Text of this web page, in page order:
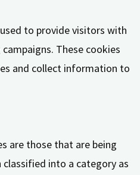
to provide visitors with
These cookies
and collect information to
are those that are being
classified into a category as